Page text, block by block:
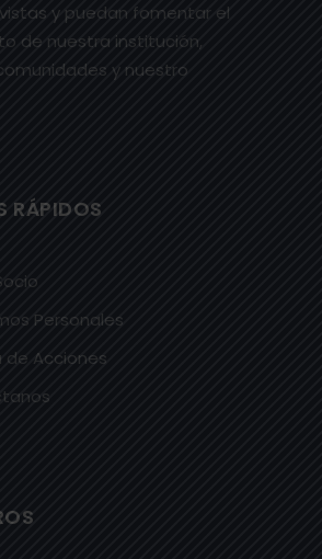
y puedan fomentar el
de nuestra institución,
y nuestro
RÁPIDOS
Personales
de Acciones